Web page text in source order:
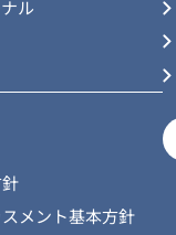
ル
メント基本方針